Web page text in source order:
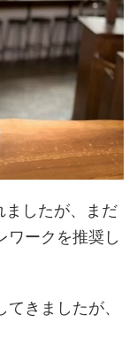
ましたが、まだ
ワークを推奨し
きましたが、